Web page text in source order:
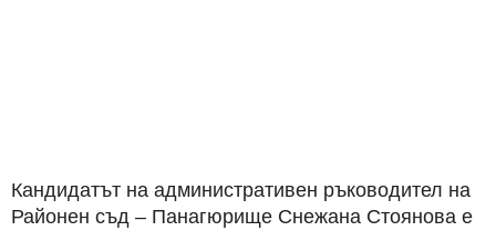
Кандидатът на административен ръководител на
Районен съд – Панагюрище Снежана Стоянова е